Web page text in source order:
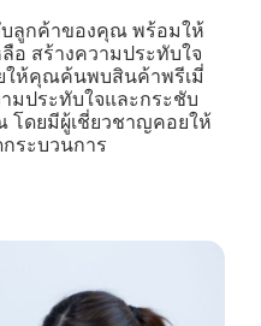
ลูกค้าของคุณ พร้อมให้
อ สร้างความประทับใจ
ห้คุณค้นพบสินค้าพรีเมี่
มประทับใจและกระชับ
ดยมีผู้เชี่ยวชาญคอยให้
ระบวนการ